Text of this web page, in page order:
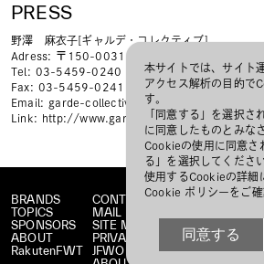
PRESS
野澤 麻衣子[ギャルデ・コレクティブ]
Adress
〒150-0031 東京都渋谷区桜丘町29-
Tel
03-5459-0240
Fax
03-5459-0241
Email
garde-collective@w8.dion.ne.jp
Link
http://www.gardecollective.jp
BRANDS
TOPICS
SPONSORS
ABOUT
RakutenFWT
CONTACT
MAIL MAGAZINE
SITE MAP
PRIVACY POLICY
JFWO LINK
本サイトでは、サイト
アクセス解析の目的で
す。
「同意する」を選択さ
に同意したものとみな
Cookieの使用に同意さ
る」を選択してください
使用するCookieの詳細
Cookie ポリシーをご確
同意する